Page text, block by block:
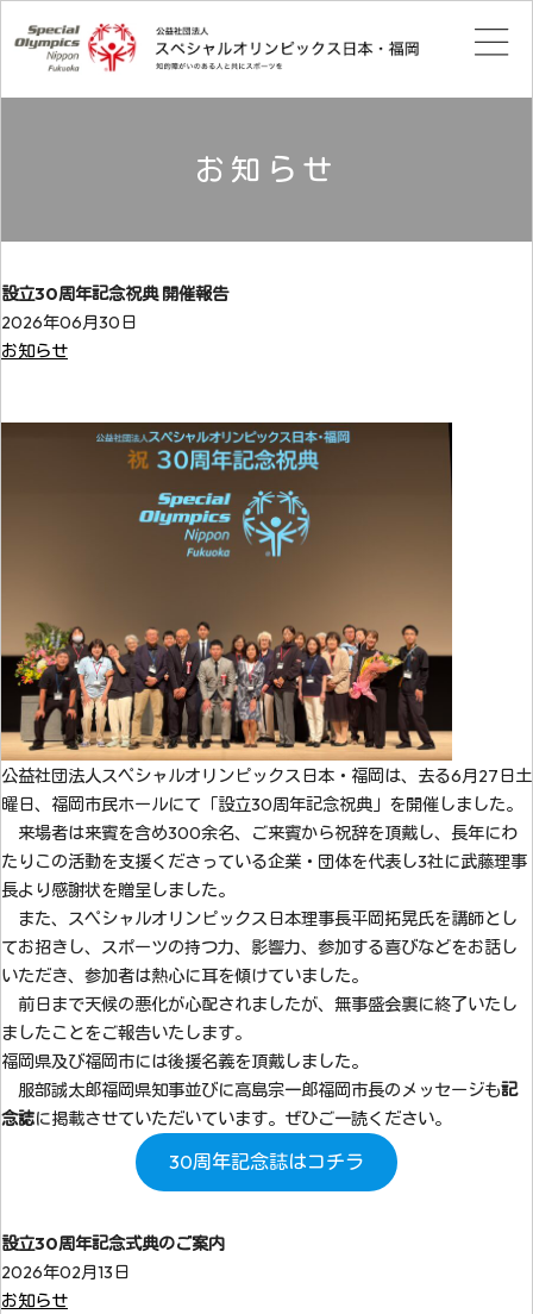
お知らせ
設立30周年記念祝典 開催報告
2026年06月30日
お知らせ
公益社団法人スペシャルオリンピックス日本・福岡は、去る6月27日土
曜日、福岡市民ホールにて「設立30周年記念祝典」を開催しました。
来場者は来賓を含め300余名、ご来賓から祝辞を頂戴し、長年にわ
たりこの活動を支援くださっている企業・団体を代表し3社に武藤理事
長より感謝状を贈呈しました。
また、スペシャルオリンピックス日本理事長平岡拓晃氏を講師とし
てお招きし、スポーツの持つ力、影響力、参加する喜びなどをお話し
いただき、参加者は熱心に耳を傾けていました。
前日まで天候の悪化が心配されましたが、無事盛会裏に終了いたし
ましたことをご報告いたします。
福岡県及び福岡市には後援名義を頂戴しました。
服部誠太郎福岡県知事並びに高島宗一郎福岡市長のメッセージも記
念誌に掲載させていただいています。ぜひご一読ください。
30周年記念誌はコチラ
設立30周年記念式典のご案内
2026年02月13日
お知らせ